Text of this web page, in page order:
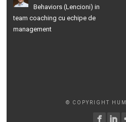
Behaviors (Lencioni) in
team coaching cu echipe de
management
© COPYRIGHT